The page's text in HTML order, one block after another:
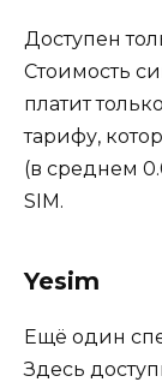
Доступен
Стоимость
платит
тарифу,
(в среднем
SIM.
Yesim
Ещё один
Здесь